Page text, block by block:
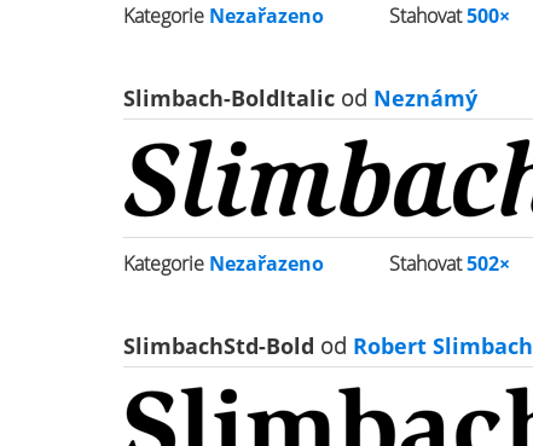
Kategorie Nezařazeno Stahovat500×
Slimbach-BoldItalic od Neznámý
Kategorie Nezařazeno Stahovat502×
SlimbachStd-Bold od Robert Slimbach